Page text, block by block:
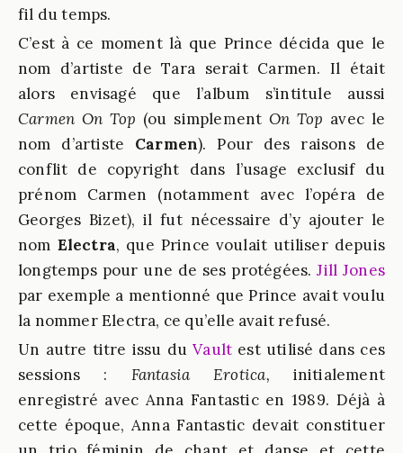
fil du temps.
C’est à ce moment là que Prince décida que le
nom d’artiste de Tara serait Carmen. Il était
alors envisagé que l’album s’intitule aussi
Carmen On Top (ou simplement On Top avec le
nom d’artiste Carmen). Pour des raisons de
conflit de copyright dans l’usage exclusif du
prénom Carmen (notamment avec l’opéra de
Georges Bizet), il fut nécessaire d’y ajouter le
nom Electra, que Prince voulait utiliser depuis
longtemps pour une de ses protégées.Jill Jones
par exemple a mentionné que Prince avait voulu
la nommer Electra, ce qu’elle avait refusé.
Un autre titre issu duVault est utilisé dans ces
sessions : Fantasia Erotica, initialement
enregistré avec Anna Fantastic en 1989. Déjà à
cette époque, Anna Fantastic devait constituer